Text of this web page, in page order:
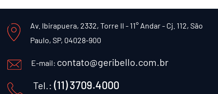
Av. Ibirapuera, 2332, Torre II - 11° Andar - Cj. 112, São
Paulo, SP, 04028-900
E-mail: contato@geribello.com.br
Tel.: (11) 3709.4000